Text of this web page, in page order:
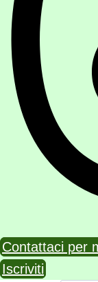
Contattaci per
Iscriviti